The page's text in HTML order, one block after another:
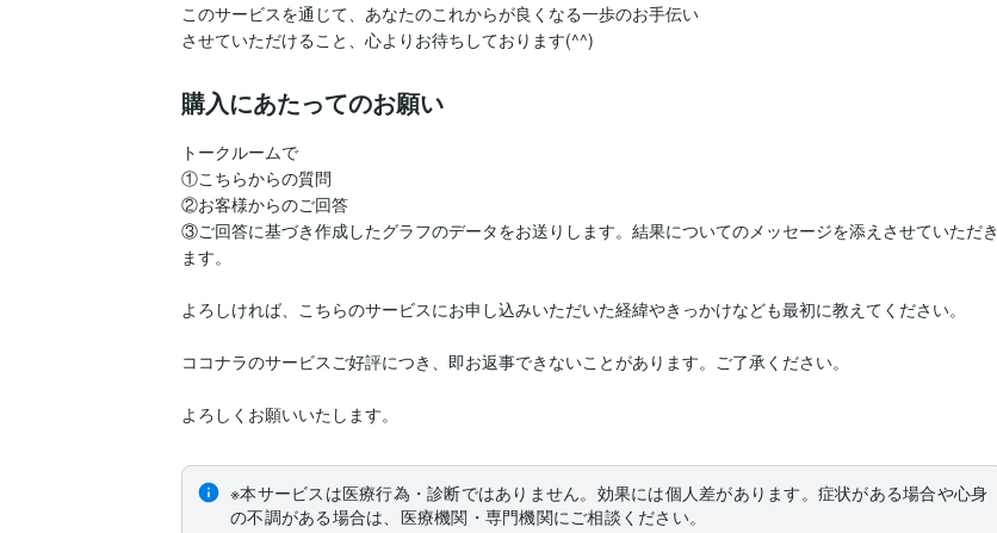
このサービスを通じて、あなたのこれからが良くなる一歩のお手伝い
させていただけること、心よりお待ちしております(^^)
購入にあたってのお願い
トークルームで
①こちらからの質問
②お客様からのご回答
③ご回答に基づき作成したグラフのデータをお送りします。結果についてのメッセージを添えさせていただき
ます。
よろしければ、こちらのサービスにお申し込みいただいた経緯やきっかけなども最初に教えてください。
ココナラのサービスご好評につき、即お返事できないことがあります。ご了承ください。
よろしくお願いいたします。
※本サービスは医療行為・診断ではありません。効果には個人差があります。症状がある場合や心身
の不調がある場合は、医療機関・専門機関にご相談ください。